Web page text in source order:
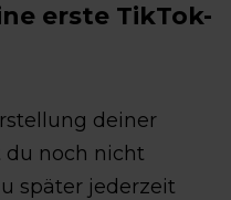
erste TikTok-
deiner
du noch nicht
später jederzeit